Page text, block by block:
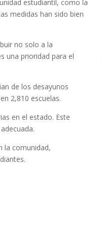
estudiantil, como la
medidas han sido bien
no solo a la
una prioridad para el
de los desayunos
2,810 escuelas.
en el estado. Este
la comunidad,